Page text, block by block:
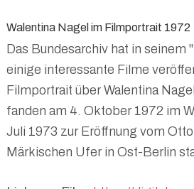
Walentina Nagel im Filmportrait 1972
Das Bundesarchiv hat in seinem
einige interessante Filme
Filmportrait über Walentina
fanden am 4. Oktober 1972 im
Juli 1973 zur Eröffnung vom
Märkischen Ufer in Ost-Berlin